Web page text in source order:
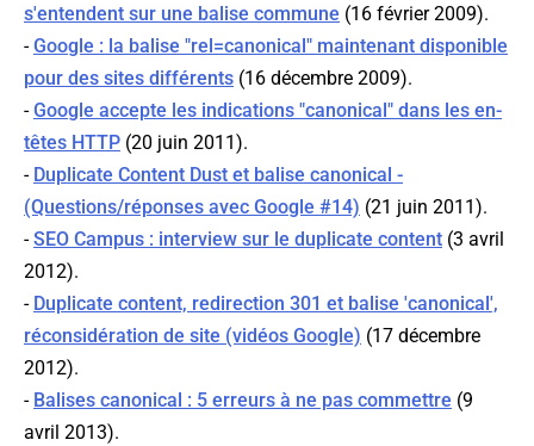
s'entendent sur une balise commune (16 février 2009).
-Google : la balise "rel=canonical" maintenant disponible
pour des sites différents (16 décembre 2009).
-Google accepte les indications "canonical" dans les en-
têtes HTTP (20 juin 2011).
- Duplicate Content Dust et balise canonical -
(Questions/réponses avec Google #14) (21 juin 2011).
-SEO Campus : interview sur le duplicate content (3 avril
2012).
- Duplicate content, redirection 301 et balise 'canonical',
réconsidération de site (vidéos Google) (17 décembre
2012).
- Balises canonical : 5 erreurs à ne pas commettre (9
avril 2013).